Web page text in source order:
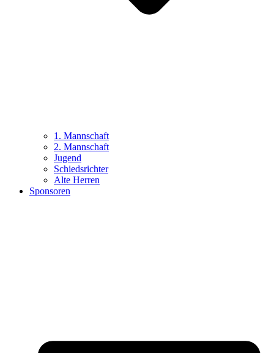
1. Mannschaft
2. Mannschaft
Jugend
Schiedsrichter
Alte Herren
Sponsoren